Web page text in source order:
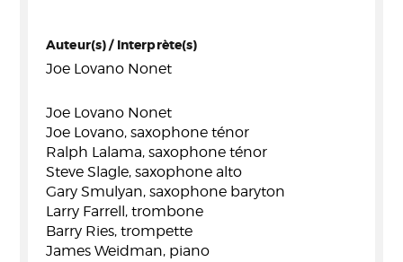
Auteur(s) / Interprète(s)
Joe Lovano Nonet
Joe Lovano Nonet
Joe Lovano, saxophone ténor
Ralph Lalama, saxophone ténor
Steve Slagle, saxophone alto
Gary Smulyan, saxophone baryton
Larry Farrell, trombone
Barry Ries, trompette
James Weidman, piano